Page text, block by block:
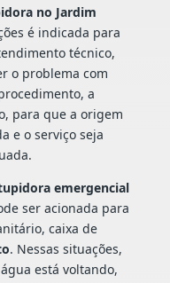
no Jardim
é indicada para
técnico,
o problema com
a
para que a origem
e o serviço seja
emergencial
ser acionada para
caixa de
. Nessas situações,
está voltando,